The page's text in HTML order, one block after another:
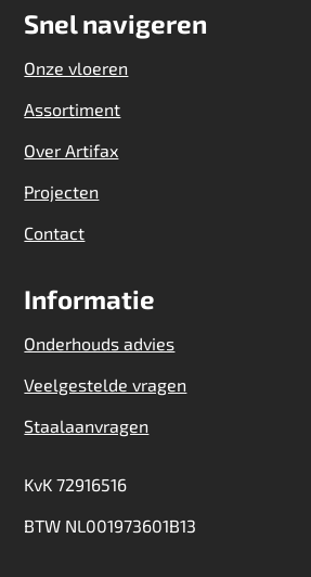
Snel navigeren
Onze vloeren
Assortiment
Over Artifax
Projecten
Contact
Informatie
Onderhouds advies
Veelgestelde vragen
Staalaanvragen
KvK 72916516
BTW NL001973601B13